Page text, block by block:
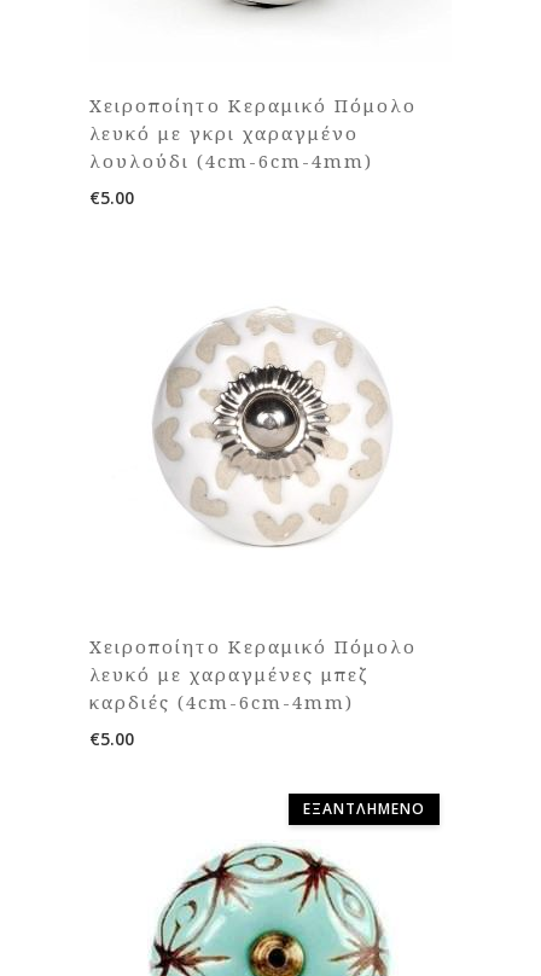
Χειροποίητο Κεραμικό Πόμολο
λευκό με γκρι χαραγμένο
λουλούδι (4cm-6cm-4mm)
€5.00
Χειροποίητο Κεραμικό Πόμολο
λευκό με χαραγμένες μπεζ
καρδιές (4cm-6cm-4mm)
€5.00
ΕΞΑΝΤΛΗΜΈΝΟ